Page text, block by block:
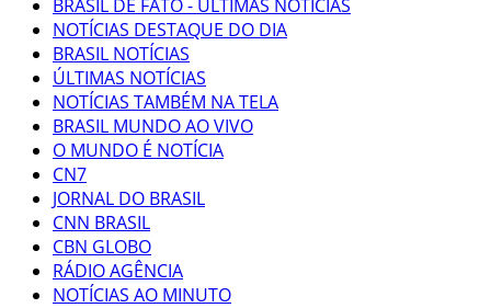
BRASIL DE FATO - ÚLTIMAS NOTÍCIAS
NOTÍCIAS DESTAQUE DO DIA
BRASIL NOTÍCIAS
ÚLTIMAS NOTÍCIAS
NOTÍCIAS TAMBÉM NA TELA
BRASIL MUNDO AO VIVO
O MUNDO É NOTÍCIA
CN7
JORNAL DO BRASIL
CNN BRASIL
CBN GLOBO
RÁDIO AGÊNCIA
NOTÍCIAS AO MINUTO